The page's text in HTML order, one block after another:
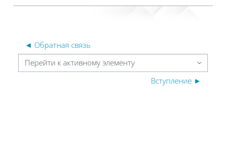
◄ Обратная связь
Перейти к активному элементу
Вступление ►